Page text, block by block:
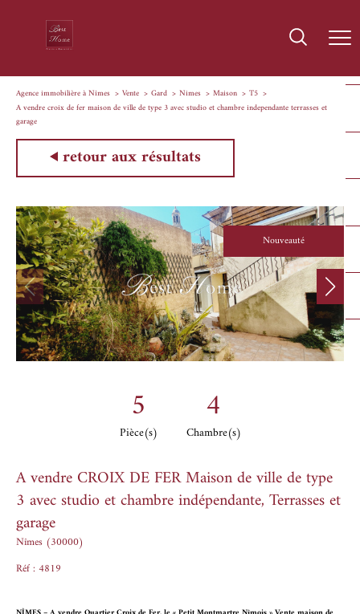
Agence immobilière à Nîmes Vente Gard Nimes Maison
T5
A vendre croix de fer maison de ville de type 3 avec studio et chambre independante terrasses et
garage
retour aux résultats
Nouveauté
5
Pièce(s)
4
Chambre(s)
A vendre CROIX DE FER Maison de ville de type
3 avec studio et chambre indépendante, Terrasses et
garage
Nîmes (30000)
Réf : 4819